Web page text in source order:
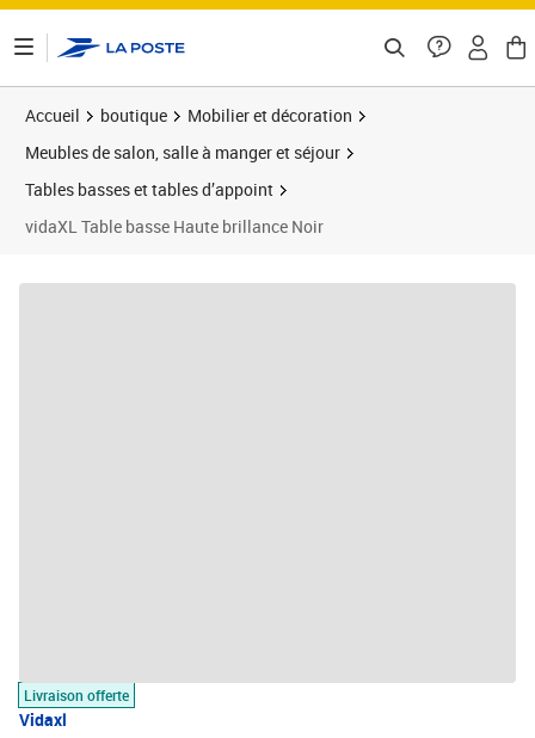
Accueil boutique
Mobilier et décoration
Meubles de salon, salle à manger et séjour
Tables basses et tables d’appoint
vidaXL Table basse Haute brillance Noir
Livraison offerte
Vidaxl